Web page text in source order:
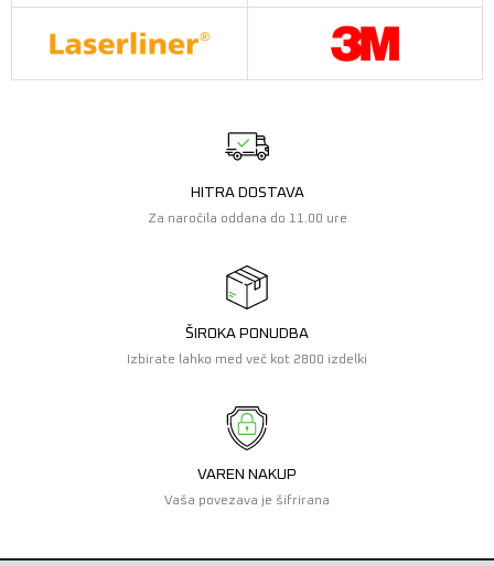
HITRA DOSTAVA
Za naročila oddana do 11.00 ure
ŠIROKA PONUDBA
Izbirate lahko med več kot 2800 izdelki
VAREN NAKUP
Vaša povezava je šifrirana